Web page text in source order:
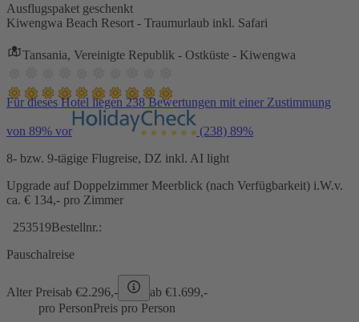
Ausflugspaket geschenkt
Kiwengwa Beach Resort - Traumurlaub inkl. Safari
Tansania, Vereinigte Republik - Ostküste - Kiwengwa
Für dieses Hotel liegen 238 Bewertungen mit einer Zustimmung
von 89% vor (238) 89%
8- bzw. 9-tägige Flugreise, DZ inkl. AI light
Upgrade auf Doppelzimmer Meerblick (nach Verfügbarkeit) i.W.v.
ca. € 134,- pro Zimmer
253519Bestellnr.:
Pauschalreise
Alter Preisab €2.296,- ab €1.699,-
pro PersonPreis pro Person